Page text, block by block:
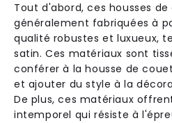
Tout d'abord, ces housses
généralement fabriquées à
qualité robustes et luxueux,
satin. Ces matériaux sont
conférer à la housse de
et ajouter du style à la
De plus, ces matériaux
intemporel qui résiste à